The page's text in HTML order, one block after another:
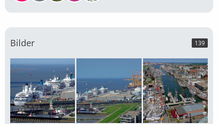
Bilder 139